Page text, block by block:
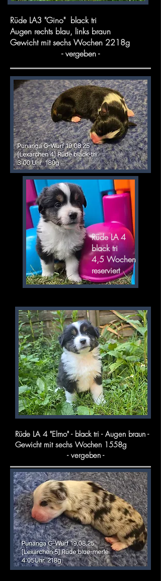
Rüde LA3 "Gino" black tri
Augen rechts blau, links braun
Gewicht mit sechs Wochen 2218g
- vergeben -
Rüde LA 4
black tri
4,5 Wochen
reserviert
Rüde LA 4 "Elmo" - black tri - Augen braun -
Gewicht mit sechs Wochen 1558g
- vergeben -